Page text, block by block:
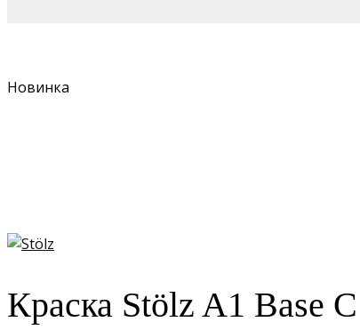
Новинка
Краска Stölz A1 Base C